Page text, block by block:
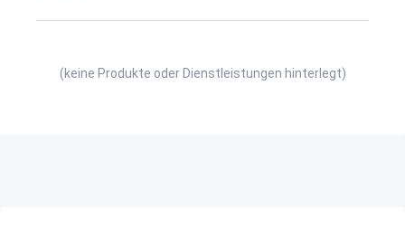
(keine Produkte oder Dienstleistungen hinterlegt)